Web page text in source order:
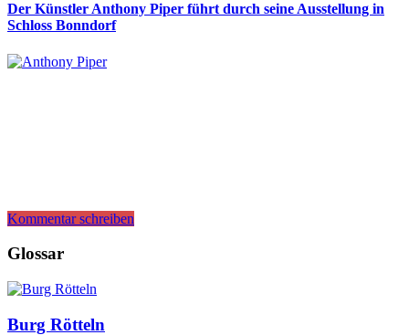
Der Künstler Anthony Piper führt durch seine Ausstellung in
Schloss Bonndorf
Kommentar schreiben
Glossar
Burg Rötteln